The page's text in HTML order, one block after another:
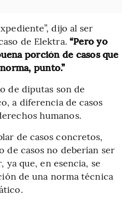
dijo al ser
de Elektra. “Pero yo
porción de casos que
punto.”
de diputas son de
a diferencia de casos
humanos.
de casos concretos,
de casos no deberían ser
que, en esencia, se
de una norma técnica